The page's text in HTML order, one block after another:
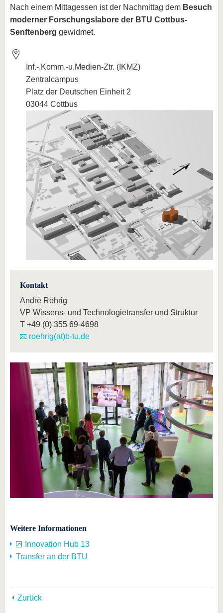
Nach einem Mittagessen ist der Nachmittag dem Besuch
moderner Forschungslabore der BTU Cottbus-
Senftenberg gewidmet.
Inf.-,Komm.-u.Medien-Ztr. (IKMZ)
Zentralcampus
Platz der Deutschen Einheit 2
03044 Cottbus
Kontakt
Andrè Röhrig
VP Wissens- und Technologietransfer und Struktur
T +49 (0) 355 69-4698
roehrig(at)b-tu.de
Weitere Informationen
Innovation Hub 13
Transfer an der BTU
Zurück